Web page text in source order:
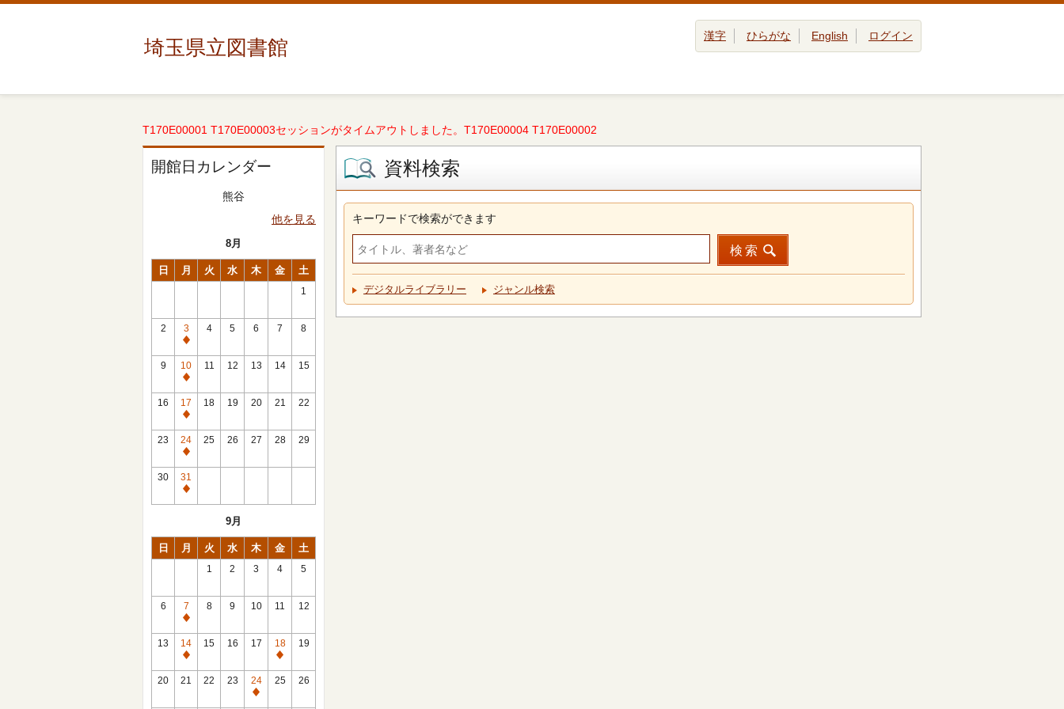
埼玉県立図書館 漢字 ひらがな English ログイン
T170E00001 T170E00003セッションがタイムアウトしました。T170E00004 T170E00002
開館日カレンダー
熊谷
他を見る
8月
日 月 火 水 木 金 土
1
2
3
休
館
日
4 5 6 7 8
9
10
休
館
日
11 12 13 14 15
16
17
休
館
日
18 19 20 21 22
23
24
休
館
日
25 26 27 28 29
30
31
休
9月
日 月 火 水 木 金 土
1 2 3 4 5
6
7
休
館
日
8 9 10 11 12
13
14
休
館
15 16 17
18
休
館
19
20 21 22 23
24
休
25 26
資料検索
キーワードで検索ができます
検索
デジタルライブラリー ジャンル検索